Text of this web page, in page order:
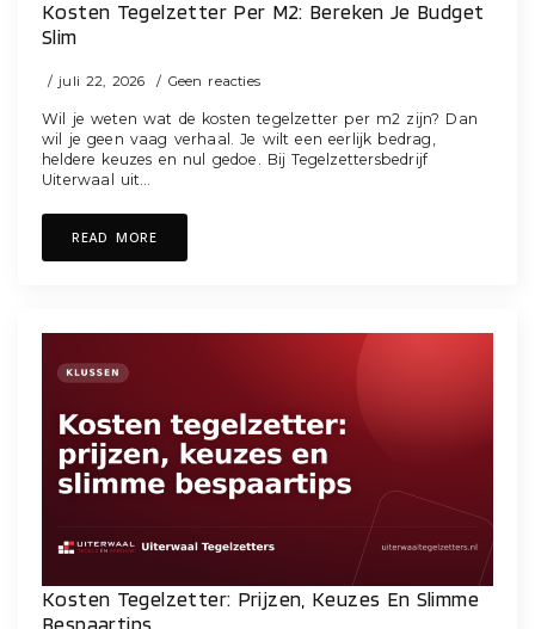
Kosten Tegelzetter Per M2: Bereken Je Budget
Slim
juli 22, 2026 Geen reacties
Wil je weten wat de kosten tegelzetter per m2 zijn? Dan
wil je geen vaag verhaal. Je wilt een eerlijk bedrag,
heldere keuzes en nul gedoe. Bij Tegelzettersbedrijf
Uiterwaal uit…
READ MORE
Kosten Tegelzetter: Prijzen, Keuzes En Slimme
Bespaartips